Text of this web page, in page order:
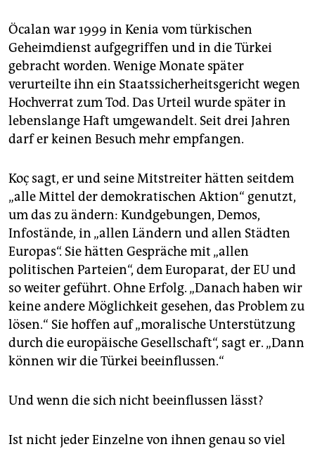
Öcalan war 1999 in Kenia vom türkischen
Geheimdienst aufgegriffen und in die Türkei
gebracht worden. Wenige Monate später
verurteilte ihn ein Staatssicherheitsgericht wegen
Hochverrat zum Tod. Das Urteil wurde später in
lebenslange Haft umgewandelt. Seit drei Jahren
darf er keinen Besuch mehr empfangen.
Koç sagt, er und seine Mitstreiter hätten seitdem
„alle Mittel der demokratischen Aktion“ genutzt,
um das zu ändern: Kundgebungen, Demos,
Infostände, in „allen Ländern und allen Städten
Europas“. Sie hätten Gespräche mit „allen
politischen Parteien“, dem Europarat, der EU und
so weiter geführt. Ohne Erfolg. „Danach haben wir
keine andere Möglichkeit gesehen, das Problem zu
lösen.“ Sie hoffen auf „moralische Unterstützung
durch die europäische Gesellschaft“, sagt er. „Dann
können wir die Türkei beeinflussen.“
Und wenn die sich nicht beeinflussen lässt?
Ist nicht jeder Einzelne von ihnen genau so viel